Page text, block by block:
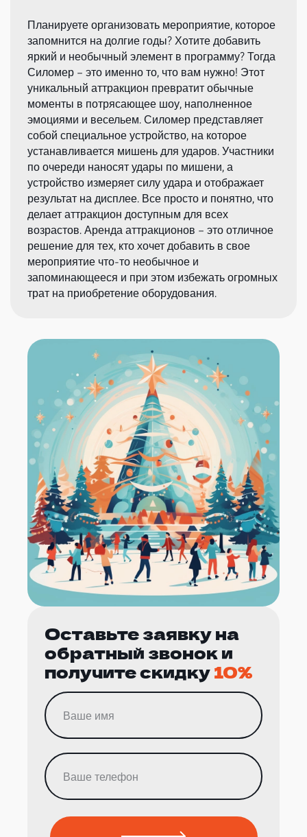
Планируете организовать мероприятие, которое
запомнится на долгие годы? Хотите добавить
яркий и необычный элемент в программу? Тогда
Силомер – это именно то, что вам нужно! Этот
уникальный аттракцион превратит обычные
моменты в потрясающее шоу, наполненное
эмоциями и весельем. Силомер представляет
собой специальное устройство, на которое
устанавливается мишень для ударов. Участники
по очереди наносят удары по мишени, а
устройство измеряет силу удара и отображает
результат на дисплее. Все просто и понятно, что
делает аттракцион доступным для всех
возрастов. Аренда аттракционов – это отличное
решение для тех, кто хочет добавить в свое
мероприятие что-то необычное и
запоминающееся и при этом избежать огромных
трат на приобретение оборудования.
Оставьте заявку на
обратный звонок и
получите скидку10%